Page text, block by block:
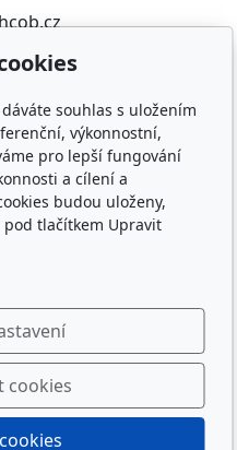
kniha
nás
souhlas s uložením
výkonnostní,
pro lepší fungování
a cílení a
budou uloženy,
tlačítkem Upravit
cookies